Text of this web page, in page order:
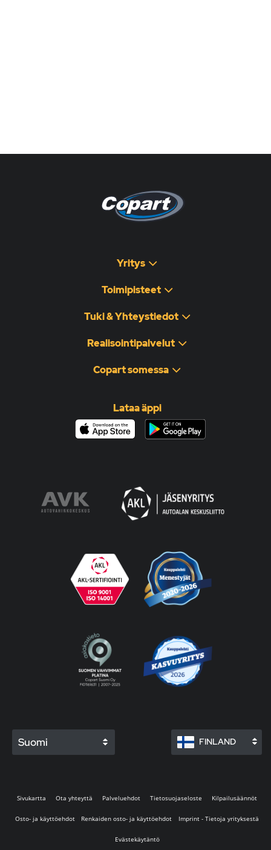
Yritys
Toimipisteet
Tuki & Yhteystiedot
Realisointipalvelut
Copart somessa
Lataa äppi
Suomi FINLAND
Sivukartta Ota yhteyttä Palveluehdot Tietosuojaseloste Kilpailusäännöt
Osto- ja käyttöehdot Renkaiden osto- ja käyttöehdot Imprint - Tietoja yrityksestä
Evästekäytäntö